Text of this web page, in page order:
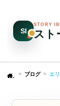
SI
STORY
スト
Home ブログ エ